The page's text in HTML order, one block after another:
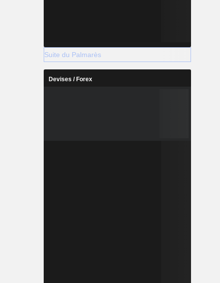
Suite du Palmarès
Devises / Forex